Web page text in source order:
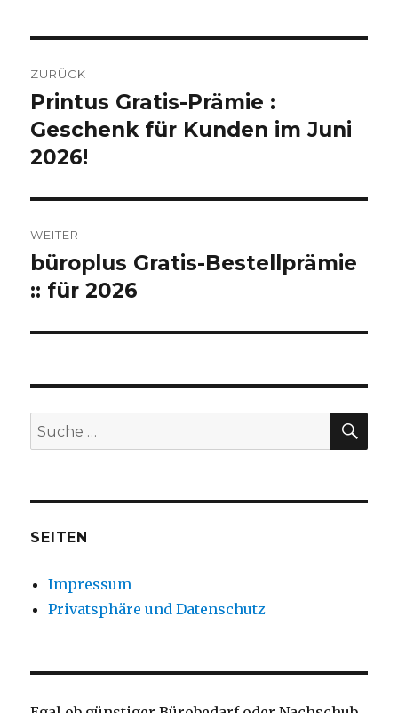
ZURÜCK
Vorheriger
Beitrag:
Printus Gratis-Prämie :
Geschenk für Kunden im Juni
2026!
WEITER
Nächster
Beitrag:
büroplus Gratis-Bestellprämie
:: für 2026
Suche
nach:
SEITEN
Impressum
Privatsphäre und Datenschutz